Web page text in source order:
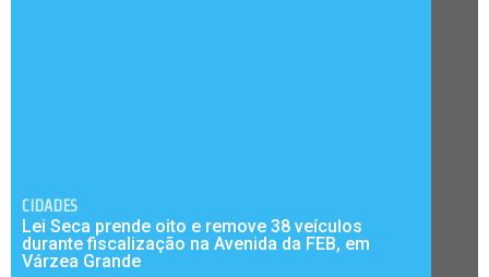
CIDADES
Lei Seca prende oito e remove 38 veículos
durante fiscalização na Avenida da FEB, em
Várzea Grande